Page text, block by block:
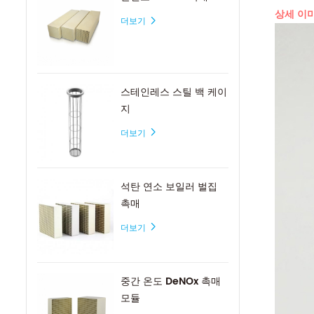
더보기
스테인레스 스틸 백 케이
지
더보기
석탄 연소 보일러 벌집
촉매
더보기
중간 온도 DeNOx 촉매
모듈
상세 이